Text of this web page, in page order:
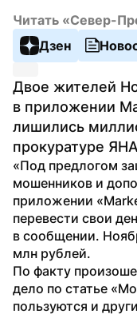
Читать «Север-
Дзен
Двое жителей
в приложении
лишились
прокуратуре
«Под предлогом
мошенников и
приложении
перевести свои
в сообщении.
млн рублей.
По факту
дело по статье
пользуются и